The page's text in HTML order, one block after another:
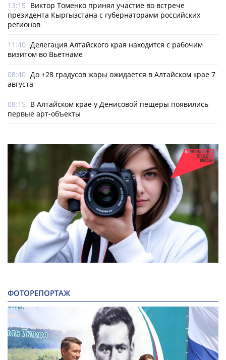
13:15 Виктор Томенко принял участие во встрече
президента Кыргызстана с губернаторами российских
регионов
11:40 Делегация Алтайского края находится с рабочим
визитом во Вьетнаме
08:40 До +28 градусов жары ожидается в Алтайском крае 7
августа
08:15 В Алтайском крае у Денисовой пещеры появились
первые арт-объекты
ФОТОРЕПОРТАЖ